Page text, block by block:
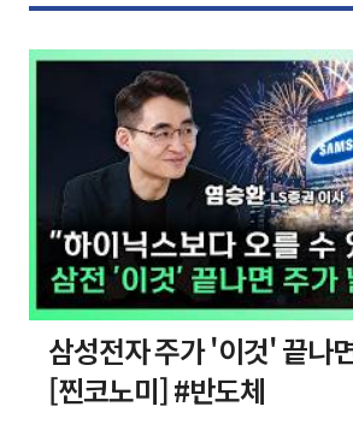
삼성전자 주가 '이것' 끝나
[찐코노미] #반도체